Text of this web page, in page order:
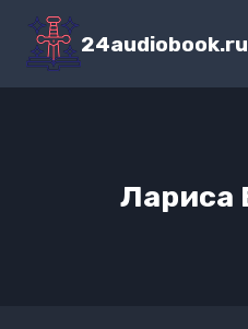
Перейти
содержимому
24audiobook.ru
Лариса